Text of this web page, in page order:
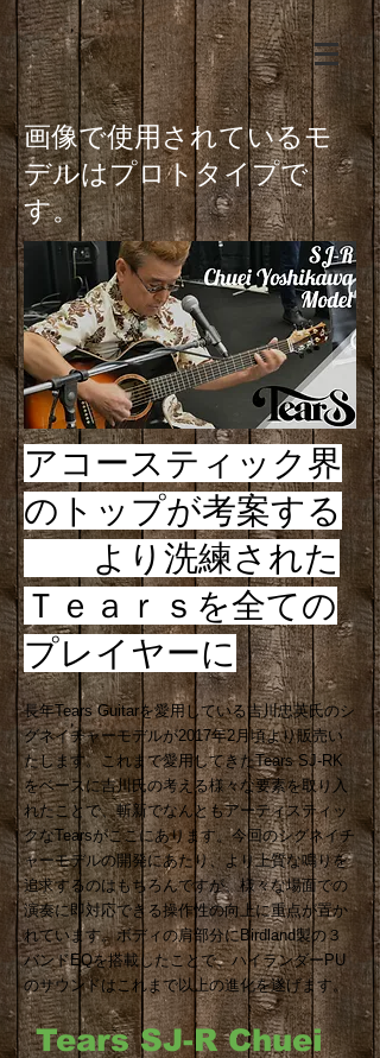
画像で使用されているモ
デルはプロトタイプで
す。
アコースティック界
のトップが考案する
より洗練された
Ｔｅａｒｓを全ての
プレイヤーに
​長年Tears Guitarを愛用している吉川忠英氏のシ
グネイチャーモデルが2017年2月頃より販売い
たします。これまで愛用してきたTears SJ-RK
をベースに吉川氏の考える様々な要素を取り入
れたことで、斬新でなんともアーティスティッ
クなTearsがここにあります。今回のシグネイチ
ャーモデルの開発にあたり、より上質な鳴りを
追求するのはもちろんですが、様々な場面での
演奏に即対応できる操作性の向上に重点が置か
れています。ボディの肩部分にBirdland製の３
バンドEQを搭載したことで、ハイランダーPU
のサウンドはこれまで以上の進化を遂げます。
Tears SJ-R Chuei